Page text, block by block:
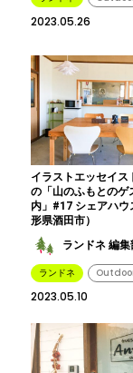
2023.05.26
イラストエッセイス
の「山のふもとのゲ
内」#17 シェアハウ
形県酒田市）
ランドネ 編集
ランドネ
2023.05.10